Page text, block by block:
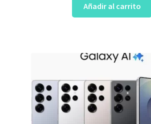
Añadir al carrito